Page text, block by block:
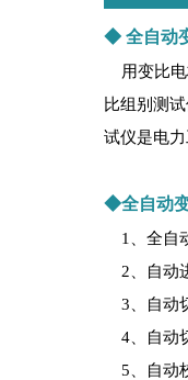
◆ 全自动
用变比电
比组别测
试仪是电
◆全自动
1、全自
2、自动
3、自动
4、自动
5、自动